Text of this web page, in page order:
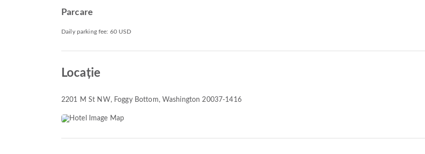
Parcare
Daily parking fee: 60 USD
Locație
2201 M St NW, Foggy Bottom, Washington 20037-1416